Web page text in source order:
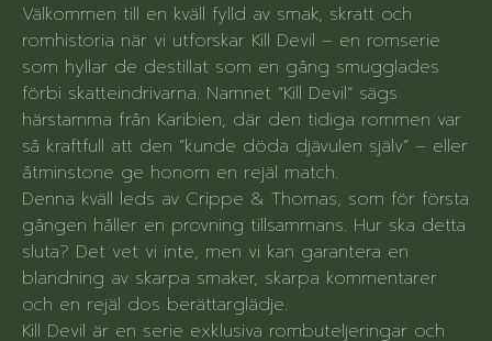
Välkommen till en kväll fylld av smak, skratt och
romhistoria när vi utforskar Kill Devil – en romserie
som hyllar de destillat som en gång smugglades
förbi skatteindrivarna. Namnet ”Kill Devil” sägs
härstamma från Karibien, där den tidiga rommen var
så kraftfull att den ”kunde döda djävulen själv” – eller
åtminstone ge honom en rejäl match.
Denna kväll leds av Crippe & Thomas, som för första
gången håller en provning tillsammans. Hur ska detta
sluta? Det vet vi inte, men vi kan garantera en
blandning av skarpa smaker, skarpa kommentarer
och en rejäl dos berättarglädje.
Kill Devil är en serie exklusiva rombuteljeringar och